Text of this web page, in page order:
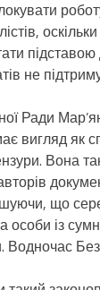
не
Ради
вигляд як
Вона
що
особи із